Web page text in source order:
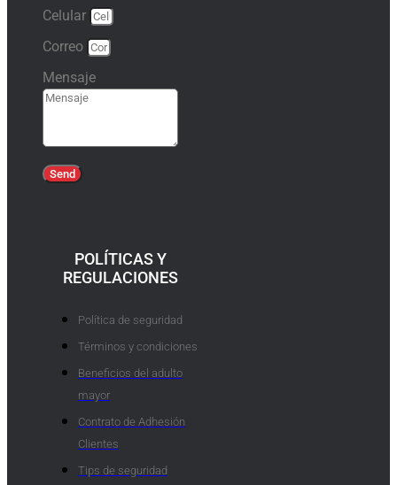
Celular
Correo
Mensaje
Send
POLÍTICAS Y
REGULACIONES
Política de seguridad
Términos y condiciones
Beneficios del adulto
mayor
Contrato de Adhesión
Clientes
Tips de seguridad